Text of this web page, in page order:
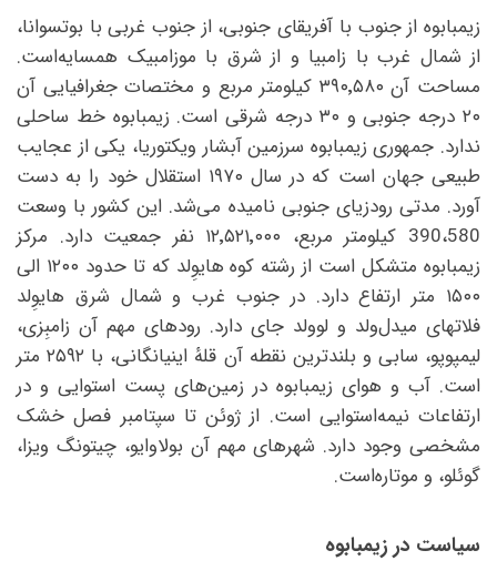
زیمبابوه از جنوب با آفریقای جنوبی، از جنوب غربی با بوتسوانا،
از شمال غرب با زامبیا و از شرق با موزامبیک همسایه‌است.
مساحت آن ۳۹۰٬۵۸۰ کیلومتر مربع و مختصات جغرافیایی آن
۲۰ درجه جنوبی و ۳۰ درجه شرقی است. زیمبابوه خط ساحلی
ندارد. جمهوری زیمبابوه سرزمین آبشار ویکتوریا، یکی از عجایب
طبیعی جهان است که در سال ۱۹۷۰ استقلال خود را به دست
آورد. مدتی رودزیای جنوبی نامیده می‌شد. این کشور با وسعت
390،580 كيلومتر مربع، ۱۲٬۵۲۱٬۰۰۰ نفر جمعیت دارد. مرکز
زیمبابوه متشکل است از رشته کوه هایوِلد که تا حدود ۱۲۰۰ الی
۱۵۰۰ متر ارتفاع دارد. در جنوب غرب و شمال شرق هایوِلد
فلاتهای میدل‌ولد و لوولد جای دارد. رودهای مهم آن زامبِزی،
لیمپوپو، سابی و بلندترین نقطه آن قلهٔ اینیانگانی، با ۲۵۹۲ متر
است. آب و هوای زیمبابوه در زمین‌های پست استوایی و در
ارتفاعات نیمه‌استوایی است. از ژوئن تا سپتامبر فصل خشک
مشخصی وجود دارد. شهرهای مهم آن بولاوایو، چیتونگ ویزا،
گوئلو، و موتاره‌است.
سیاست در زیمبابوه